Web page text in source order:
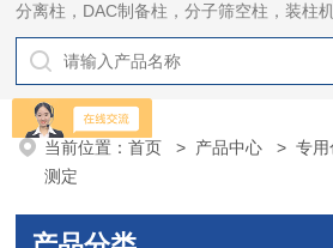
分离柱，DAC制备柱，分子筛空柱，装柱
当前位置：首页 > 产品中心 >专用
测定